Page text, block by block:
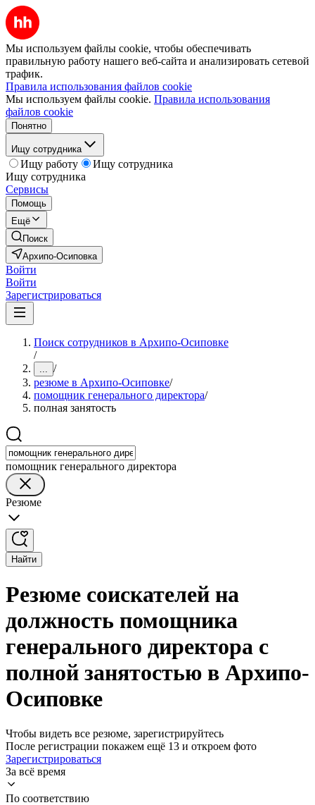
Мы используем файлы cookie, чтобы обеспечивать
правильную работу нашего веб-сайта и анализировать сетевой
трафик.
Правила использования файлов cookie
Мы используем файлы cookie. Правила использования
файлов cookie
Понятно
Ищу сотрудника
Ищу работу
Ищу сотрудника
Ищу сотрудника
Сервисы
Помощь
Ещё
Поиск
Архипо-Осиповка
Войти
Войти
Зарегистрироваться
Поиск сотрудников в Архипо-Осиповке
/
... /
резюме в Архипо-Осиповке/
помощник генерального директора/
полная занятость
помощник генерального директора
Резюме
Найти
Резюме соискателей на
должность помощника
генерального директора с
полной занятостью в Архипо-
Осиповке
Чтобы видеть все резюме, зарегистрируйтесь
После регистрации покажем ещё 13 и откроем фото
Зарегистрироваться
За всё время
По соответствию